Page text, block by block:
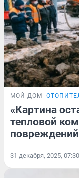
МОЙ ДОМ
«Картина
тепловой
повреждений
31 декабря, 2025, 07:30